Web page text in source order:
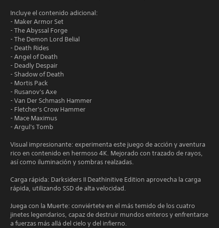
Incluye el contenido adicional:
- Maker Armor Set
- The Abyssal Forge
- The Demon Lord Belial
- Death Rides
- Angel of Death
- Deadly Despair
- Shadow of Death
- Mortis Pack
- Rusanov's Axe
- Van Der Schmash Hammer
- Fletcher's Crow Hammer
- Mace Maximus
- Argul's Tomb
Visual impresionante: experimenta este juego de acción y aventura
rico en contenido en hermoso 4K. Mejorado con trazado de rayos,
así como iluminación y sombras realzadas.
Carga rápida: Darksiders II Deathinitive Edition aprovecha la carga
rápida, utilizando SSD de alta velocidad.
Juega con la Muerte: conviértete en el más temido de los cuatro
jinetes legendarios, capaz de destruir mundos enteros y enfrentarse
a fuerzas más allá del cielo y del infierno.